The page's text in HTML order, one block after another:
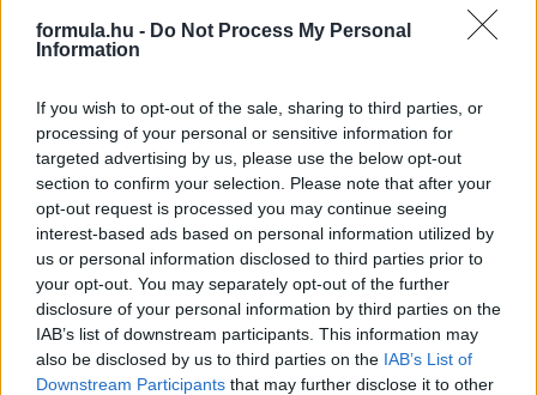
formula.hu - Do Not Process My Personal
Information
If you wish to opt-out of the sale, sharing to third parties, or
processing of your personal or sensitive information for
targeted advertising by us, please use the below opt-out
section to confirm your selection. Please note that after your
opt-out request is processed you may continue seeing
interest-based ads based on personal information utilized by
us or personal information disclosed to third parties prior to
your opt-out. You may separately opt-out of the further
disclosure of your personal information by third parties on the
IAB’s list of downstream participants. This information may
also be disclosed by us to third parties on the IAB’s List of
Downstream Participants that may further disclose it to other
„Nem emlékszem olyan versenyre a
pályafutásomból, ahol a nagyfiúkkal harcoltam
Úgyhogy jó móka volt, ez volt az első ilyen. És
szerintem eléggé jól is sikerült. De igen, ha
kicsit előrébbről indulhattunk volna a
rajtrácson, ha nem lettek volna gondjaink az
energialeadással, akkor szerintem a negyedik
hely ott volt a tarsolyunkban. Úgyhogy ez
biztató” – tette hozzá a Crash.net által idézett
versenyző.